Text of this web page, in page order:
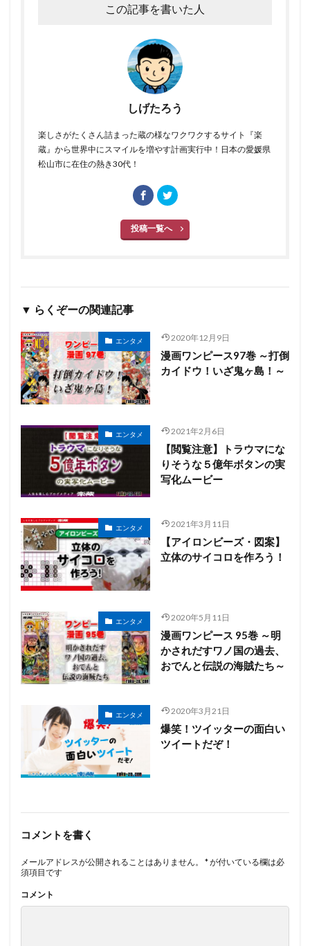
この記事を書いた人
しげたろう
楽しさがたくさん詰まった蔵の様なワクワクするサイト『楽
蔵』から世界中にスマイルを増やす計画実行中！日本の愛媛県
松山市に在住の熱き30代！
投稿一覧へ
▼ らくぞーの関連記事
エンタメ 2020年12月9日
漫画ワンピース97巻 ～打倒
カイドウ！いざ鬼ヶ島！～
エンタメ 2021年2月6日
【閲覧注意】トラウマにな
りそうな５億年ボタンの実
写化ムービー
エンタメ 2021年3月11日
【アイロンビーズ・図案】
立体のサイコロを作ろう！
エンタメ 2020年5月11日
漫画ワンピース 95巻 ～明
かされだすワノ国の過去、
おでんと伝説の海賊たち～
エンタメ 2020年3月21日
爆笑！ツイッターの面白い
ツイートだぞ！
コメントを書く
メールアドレスが公開されることはありません。 *が付いている欄は必
須項目です
コメント